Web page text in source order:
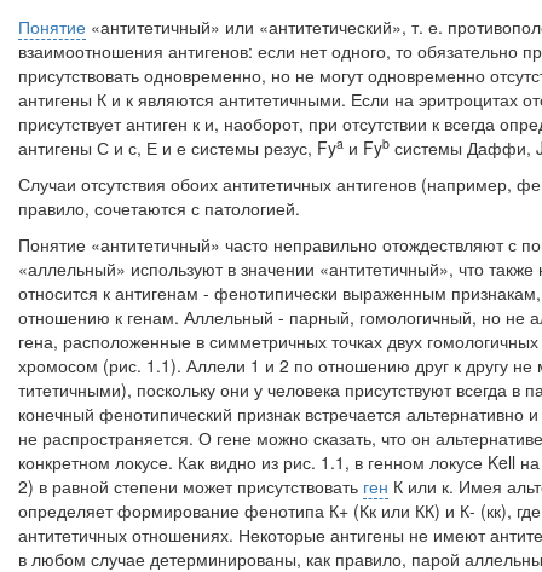
Понятие «антитетичный» или «антитетический», т. е.
взаимоотношения антигенов: если нет одного, то обязатель­но
присутствовать одновременно, но не мо­гут одновременно
антигены К и к яв­ляются антитетичными. Если на эритроцитах
присутствует антиген к и, наоборот, при отсутствии к всегда
антигены С и с, Е и е системы резус, Fya и Fyb систе­мы Даффи,
Случаи отсутствия обоих антитетичных антигенов (например,
правило, сочетаются с патологией.
Понятие «антитетичный» часто неправильно отождествляют с
«аллельный» используют в значении «антитетичный», что
относится к антигенам - фе­нотипически выраженным
отношению к генам. Аллельный - парный, гомологичный, но не
гена, расположенные в симметричных точ­ках двух
хромосом (рис. 1.1). Аллели 1 и 2 по отношению друг к другу
титетичными), поскольку они у человека присутствуют всегда
конечный фенотипический признак встречает­ся
не распространя­ется. О гене можно сказать, что он
конкретном локусе. Как видно из рис. 1.1, в генном локусе Kell
2) в равной степени может присутствовать ген К или к. Имея
определяет форми­рование фенотипа К+ (Кк или КК) и К- (кк),
антитетичных отношениях. Некоторые антигены не имеют
в любом случае детерминированы, как правило, парой